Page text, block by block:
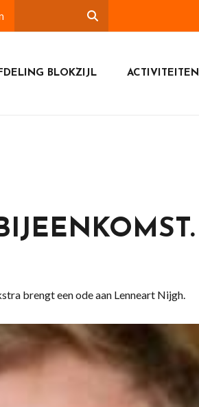
BLOKZIJL ACTIVITEITEN
brengt een ode aan Lenneart Nijgh.